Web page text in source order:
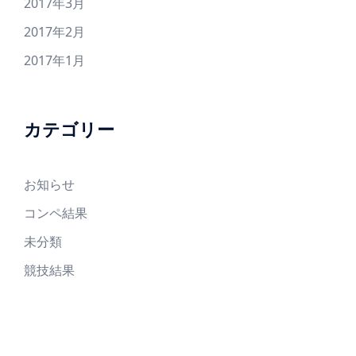
2017年2月
2017年1月
カテゴリー
お知らせ
コンペ結果
未分類
競技結果